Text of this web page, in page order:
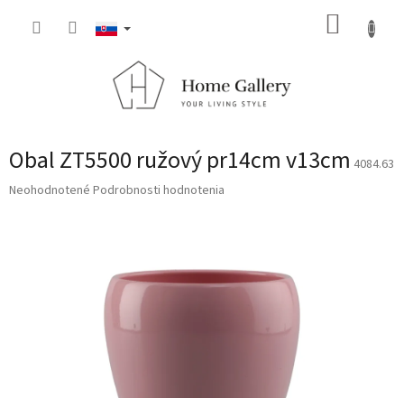
Obal ZT5500 ružový pr14cm v13cm 4084.63
Priemerné
Neohodnotené Podrobnosti hodnotenia